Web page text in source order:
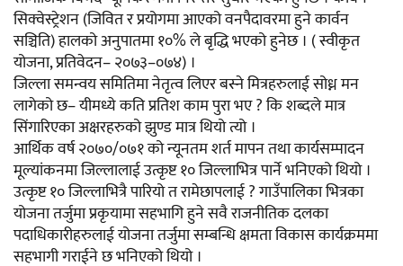
सिक्वेस्ट्रेशन (जिवित र प्रयोगमा आएको वनपैदावरमा हुने कार्वन
सञ्चिति) हालको अनुपातमा १०% ले बृद्धि भएको हुनेछ । ( स्वीकृत
योजना, प्रतिवेदन– २०७३–०७४) ।
जिल्ला समन्वय समितिमा नेतृत्व लिएर बस्ने मित्रहरुलाई सोध्न मन
लागेको छ– यीमध्ये कति प्रतिश काम पुरा भए ? कि शब्दले मात्र
सिंगारिएका अक्षरहरुको झुण्ड मात्र थियो त्यो ।
आर्थिक वर्ष २०७०/०७१ को न्यूनतम शर्त मापन तथा कार्यसम्पादन
मूल्यांकनमा जिल्लालाई उत्कृष्ट १० जिल्लाभित्र पार्ने भनिएको थियो ।
उत्कृष्ट १० जिल्लाभित्रै पारियो त रामेछापलाई ? गाउँपालिका भित्रका
योजना तर्जुमा प्रकृयामा सहभागि हुने सवै राजनीतिक दलका
पदाधिकारीहरुलाई योजना तर्जुमा सम्बन्धि क्षमता विकास कार्यक्रममा
सहभागी गराईने छ भनिएको थियो ।